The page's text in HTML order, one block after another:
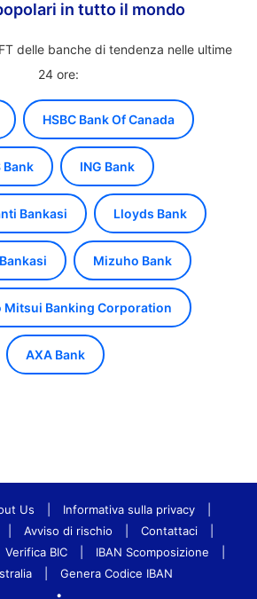
in tutto il mondo
delle banche di tendenza nelle ultime
24 ore:
HSBC Bank Of Canada
Bank ING Bank
Bankasi Lloyds Bank
Mizuho Bank
Mitsui Banking Corporation
AXA Bank
Us Informativa sulla privacy
Avviso di rischio Contattaci
Verifica BIC IBAN Scomposizione
Genera Codice IBAN
•